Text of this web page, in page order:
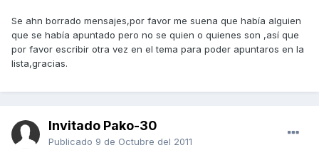
Se ahn borrado mensajes,por favor me suena que había alguien
que se había apuntado pero no se quien o quienes son ,así que
por favor escribir otra vez en el tema para poder apuntaros en la
lista,gracias.
Invitado Pako-30
Publicado 9 de Octubre del 2011